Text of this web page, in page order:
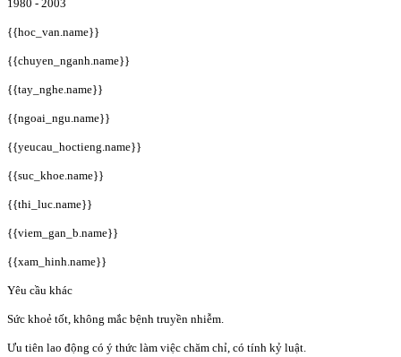
1980 - 2003
{{hoc_van.name}}
{{chuyen_nganh.name}}
{{tay_nghe.name}}
{{ngoai_ngu.name}}
{{yeucau_hoctieng.name}}
{{suc_khoe.name}}
{{thi_luc.name}}
{{viem_gan_b.name}}
{{xam_hinh.name}}
Yêu cầu khác
Sức khoẻ tốt, không mắc bệnh truyền nhiễm.
Ưu tiên lao động có ý thức làm việc chăm chỉ, có tính kỷ luật.